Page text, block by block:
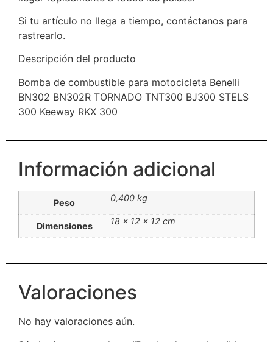
Si tu artículo no llega a tiempo, contáctanos para
rastrearlo.
Descripción del producto
Bomba de combustible para motocicleta Benelli
BN302 BN302R TORNADO TNT300 BJ300 STELS
300 Keeway RKX 300
Información adicional
Peso 0,400 kg
Dimensiones 18 × 12 × 12 cm
Valoraciones
No hay valoraciones aún.